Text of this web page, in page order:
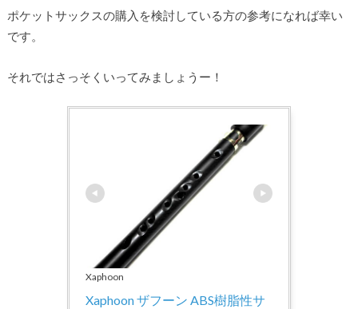
ポケットサックスの購入を検討している方の参考になれば幸い
です。
それではさっそくいってみましょうー！
Xaphoon
Xaphoon ザフーン ABS樹脂性サ